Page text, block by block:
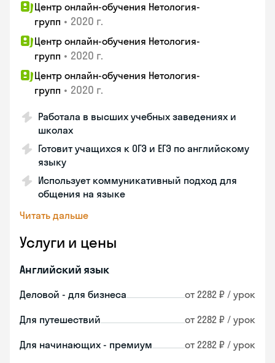
Центр онлайн-обучения Нетология-
групп • 2020 г.
Центр онлайн-обучения Нетология-
групп • 2020 г.
Центр онлайн-обучения Нетология-
групп • 2020 г.
Работала в высших учебных заведениях и
школах
Готовит учащихся к ОГЭ и ЕГЭ по английскому
языку
Использует коммуникативный подход для
общения на языке
Читать дальше
Услуги и цены
Английский язык
Деловой - для бизнеса от 2282 ₽ / урок
Для путешествий от 2282 ₽ / урок
Для начинающих - премиум от 2282 ₽ / урок